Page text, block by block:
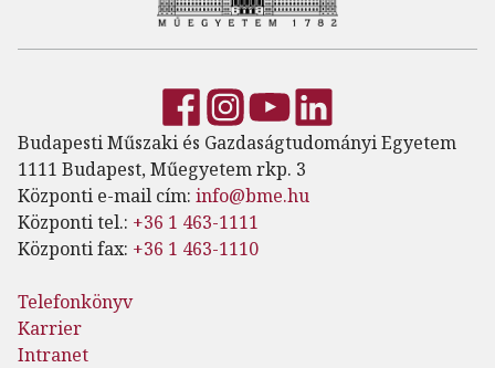
Budapesti Műszaki és Gazdaságtudományi Egyetem
1111 Budapest, Műegyetem rkp. 3
Központi e-mail cím: info@bme.hu
Központi tel.: +36 1 463-1111
Központi fax: +36 1 463-1110
Telefonkönyv
Karrier
Intranet